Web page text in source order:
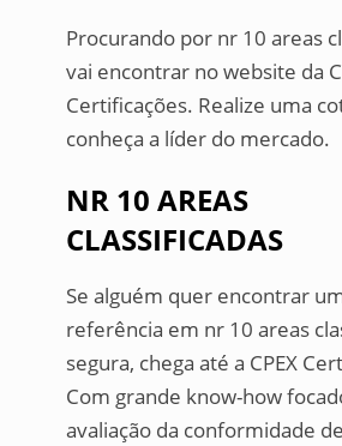
Procurando por nr 10 areas
vai encontrar no website da
Certificações. Realize uma
conheça a líder do mercado.
NR 10 AREAS
CLASSIFICADAS
Se alguém quer encontrar
referência em nr 10 areas
segura, chega até a CPEX
Com grande know-how
avaliação da conformidade